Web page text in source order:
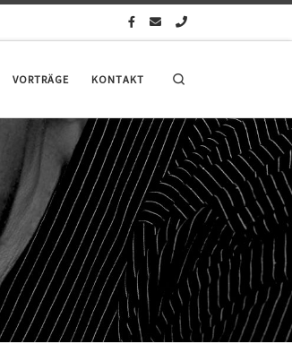
VORTRÄGE KONTAKT